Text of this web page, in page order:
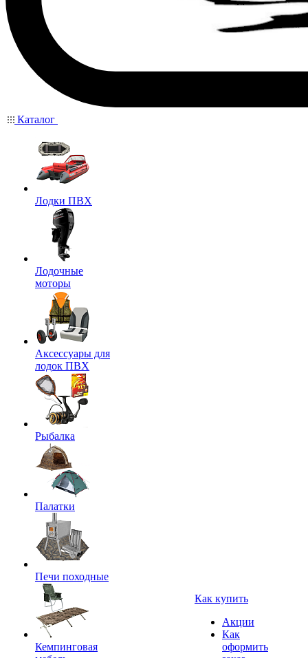
Каталог
Лодки ПВХ
Лодочные
моторы
Аксессуары для
лодок ПВХ
Рыбалка
Палатки
Печи походные
Кемпинговая
Как купить
Акции
Как
оформить